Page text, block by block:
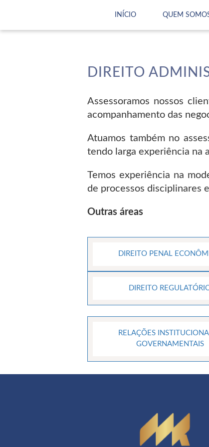
INÍCIO QUEM
DIREITO
Assessoramos nossos
acompanhamento das
Atuamos também no
tendo larga experiência na
Temos experiência na
de processos disciplinares
Outras áreas
DIREITO PENAL
DIREITO
RELAÇÕES
GOVERNAMENTAIS